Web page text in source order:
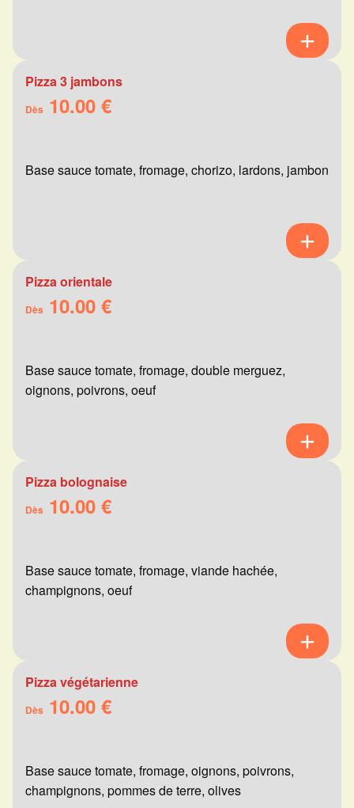
Pizza 3 jambons
Dès 10.00 €
Base sauce tomate, fromage, chorizo, lardons, jambon
Pizza orientale
Dès 10.00 €
Base sauce tomate, fromage, double merguez,
oignons, poivrons, oeuf
Pizza bolognaise
Dès 10.00 €
Base sauce tomate, fromage, viande hachée,
champignons, oeuf
Pizza végétarienne
Dès 10.00 €
Base sauce tomate, fromage, oignons, poivrons,
champignons, pommes de terre, olives